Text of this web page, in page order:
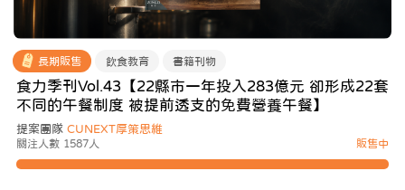
長期販售 飲食教育 書籍刊物
食力季刊Vol.43【22縣市一年投入283億元 卻形成22套
不同的午餐制度 被提前透支的免費營養午餐】
提案團隊 CUNEXT厚策思維
關注人數 1587人 販售中